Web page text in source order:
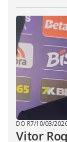
DO R7/10/03/
Vitor